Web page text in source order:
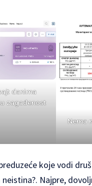
danima
zagađenost
Nema
koje vodi
Najpre,